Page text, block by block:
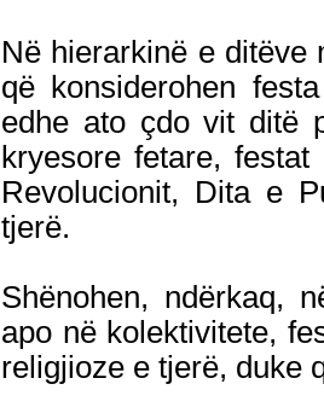
Në hierarkinë e ditëve
që konsiderohen
edhe ato çdo vit ditë
kryesore fetare,
Revolucionit, Dita e
tjerë.
Shënohen, ndërkaq,
apo në kolektivitete,
religjioze e tjerë, duke